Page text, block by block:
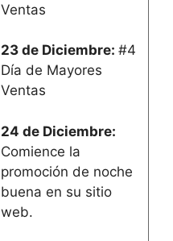
Ventas
23 de Diciembre: #4
Día de Mayores
Ventas
24 de Diciembre:
Comience la
promoción de noche
buena en su sitio
web.